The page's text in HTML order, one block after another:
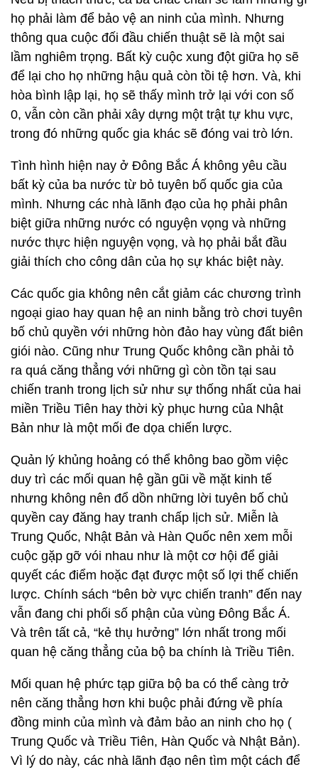
họ phải làm để bảo vệ an ninh của mình. Nhưng
thông qua cuộc đối đầu chiến thuật sẽ là một sai
lầm nghiêm trọng. Bất kỳ cuộc xung đột giữa họ sẽ
để lại cho họ những hậu quả còn tồi tệ hơn. Và, khi
hòa bình lập lại, họ sẽ thấy mình trở lại với con số
0, vẫn còn cần phải xây dựng một trật tự khu vực,
trong đó những quốc gia khác sẽ đóng vai trò lớn.
Tình hình hiện nay ở Đông Bắc Á không yêu cầu
bất kỳ của ba nước từ bỏ tuyên bố quốc gia của
mình. Nhưng các nhà lãnh đạo của họ phải phân
biệt giữa những nước có nguyện vọng và những
nước thực hiện nguyện vọng, và họ phải bắt đầu
giải thích cho công dân của họ sự khác biệt này.
Các quốc gia không nên cắt giảm các chương trình
ngoại giao hay quan hệ an ninh bằng trò chơi tuyên
bố chủ quyền với những hòn đảo hay vùng đất biên
giói nào. Cũng như Trung Quốc không cần phải tỏ
ra quá căng thẳng với những gì còn tồn tại sau
chiến tranh trong lịch sử như sự thống nhất của hai
miền Triều Tiên hay thời kỳ phục hưng của Nhật
Bản như là một mối đe dọa chiến lược.
Quản lý khủng hoảng có thể không bao gồm việc
duy trì các mối quan hệ gần gũi về mặt kinh tế
nhưng không nên đổ dồn những lời tuyên bố chủ
quyền cay đăng hay tranh chấp lịch sử. Miễn là
Trung Quốc, Nhật Bản và Hàn Quốc nên xem mỗi
cuộc gặp gỡ vói nhau như là một cơ hội để giải
quyết các điểm hoặc đạt được một số lợi thế chiến
lược. Chính sách “bên bờ vực chiến tranh” đến nay
vẫn đang chi phối số phận của vùng Đông Bắc Á.
Và trên tất cả, “kẻ thụ hưởng” lớn nhất trong mối
quan hệ căng thẳng của bộ ba chính là Triều Tiên.
Mối quan hệ phức tạp giữa bộ ba có thể càng trở
nên căng thẳng hơn khi buộc phải đứng về phía
đồng minh của mình và đảm bảo an ninh cho họ (
Trung Quốc và Triều Tiên, Hàn Quốc và Nhật Bản).
Vì lý do này, các nhà lãnh đạo nên tìm một cách để